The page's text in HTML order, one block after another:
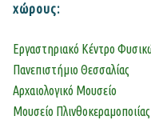
χώρους:
Εργαστηριακό Κέντρο
Πανεπιστήμιο Θεσσαλίας
Αρχαιολογικό Μουσείο
Μουσείο